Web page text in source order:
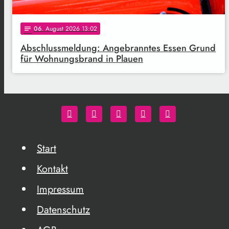
notes 06. August 2026 13:02
Abschlussmeldung: Angebranntes Essen Grund
für Wohnungsbrand in Plauen
Start
Kontakt
Impressum
Datenschutz